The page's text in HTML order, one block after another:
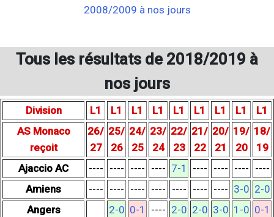
2008/2009 à nos jours
Tous les résultats de 2018/2019 à
nos jours
Division L1 L1 L1 L1 L1 L1 L1 L1
L1
AS Monaco
reçoit
26/
27
25/
26
24/
25
23/
24
22/
23
21/
22
20/
21
19/
20
18/
19
Ajaccio AC
---- ---- ---- ---- 7-1 ---- ---- ---- ----
Amiens
---- ---- ---- ---- ---- ---- ---- 3-0 2-0
Angers
2-0 0-1 ---- 2-0 2-0 3-0 1-0 0-1